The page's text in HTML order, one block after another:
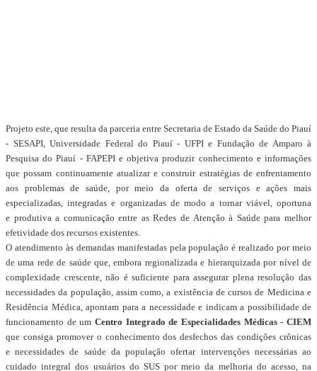
Projeto este, que resulta da parceria entre Secretaria de Estado da Saúde do Piauí
- SESAPI, Universidade Federal do Piauí - UFPI e Fundação de Amparo à
Pesquisa do Piauí - FAPEPI e objetiva produzir conhecimento e informações
que possam continuamente atualizar e construir estratégias de enfrentamento
aos problemas de saúde, por meio da oferta de serviços e ações mais
especializadas, integradas e organizadas de modo a tornar viável, oportuna
e produtiva a comunicação entre as Redes de Atenção à Saúde para melhor
efetividade dos recursos existentes.
O atendimento às demandas manifestadas pela população é realizado por meio
de uma rede de saúde que, embora regionalizada e hierarquizada por nível de
complexidade crescente, não é suficiente para assegurar plena resolução das
necessidades da população, assim como, a existência de cursos de Medicina e
Residência Médica, apontam para a necessidade e indicam a possibilidade de
funcionamento de um Centro Integrado de Especialidades Médicas - CIEM
que consiga promover o conhecimento dos desfechos das condições crônicas
enecessidades de saúde da população ofertar intervenções necessárias ao
cuidado integral dos usuários do SUS por meio da melhoria do acesso, na